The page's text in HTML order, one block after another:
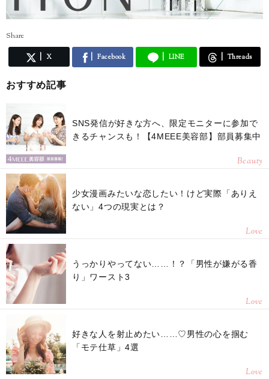
Share
X Facebook LINE Threads
おすすめ記事
SNS発信が好きな方へ、限定モニターに参加で
きるチャンスも！【4MEEE美容部】部員募集中
Beauty
少女漫画みたいな恋したい！けど実際「ありえ
ない」4つの現実とは？
Love
うっかりやってない……！？「男性が嫌がる香
り」ワースト3
Love
好きな人を射止めたい……♡男性の心を掴む
「モテ仕草」4選
Love